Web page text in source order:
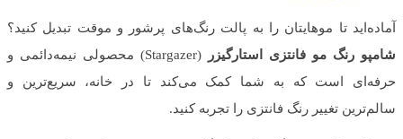
آماده‌اید تا موهایتان را به پالت رنگ‌های پرشور و موقت تبدیل کنید؟
شامپو رنگ مو فانتزی استارگیزر
(Stargazer) محصولی نیمه‌دائمی و
حرفه‌ای است که به شما کمک می‌کند تا در خانه، سریع‌ترین و
سالم‌ترین تغییر رنگ فانتزی را تجربه کنید.